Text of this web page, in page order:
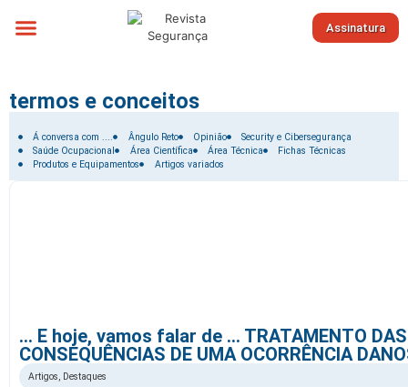
Assinatura
termos e conceitos
Filtrar por:
Á conversa com .... Ângulo Reto Opinião
Security e Cibersegurança
Saúde Ocupacional
Área Científica Área Técnica
Fichas Técnicas
Produtos e Equipamentos
Artigos variados
… E hoje, vamos falar de … TRATAMENTO DAS
CONSEQUÊNCIAS DE UMA OCORRÊNCIA
Artigos, Destaques